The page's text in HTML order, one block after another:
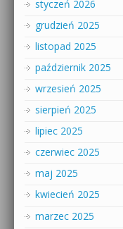
styczeń 2026
grudzień 2025
listopad 2025
październik 2025
wrzesień 2025
sierpień 2025
lipiec 2025
czerwiec 2025
maj 2025
kwiecień 2025
marzec 2025